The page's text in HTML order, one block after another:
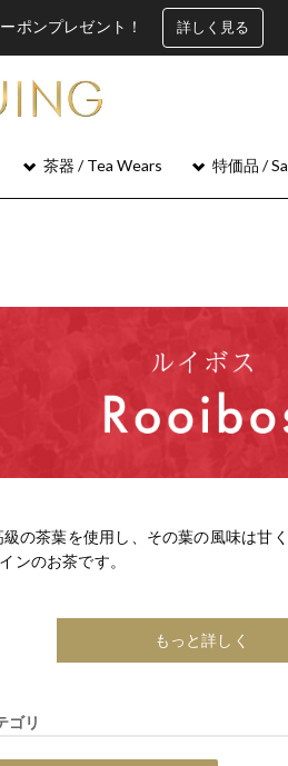
ポンプレゼント！ 詳しく見る
茶器 / Tea Wears 特価品 /
の茶葉を使用し、その葉の風味は甘
ンのお茶です。
もっと詳しく
ゴリ